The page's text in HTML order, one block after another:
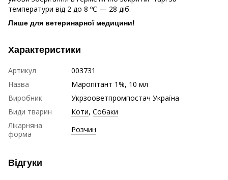
температури від 2 до 8 ºС — 28 діб.
Лише для ветеринарної медицини!
Характеристики
Артикул
003731
Назва
Маропітант 1%, 10 мл
Виробник
Укрзооветпромпостач Україна
Види тварин
Коти, Собаки
Лікарняна
форма
Розчин
Відгуки